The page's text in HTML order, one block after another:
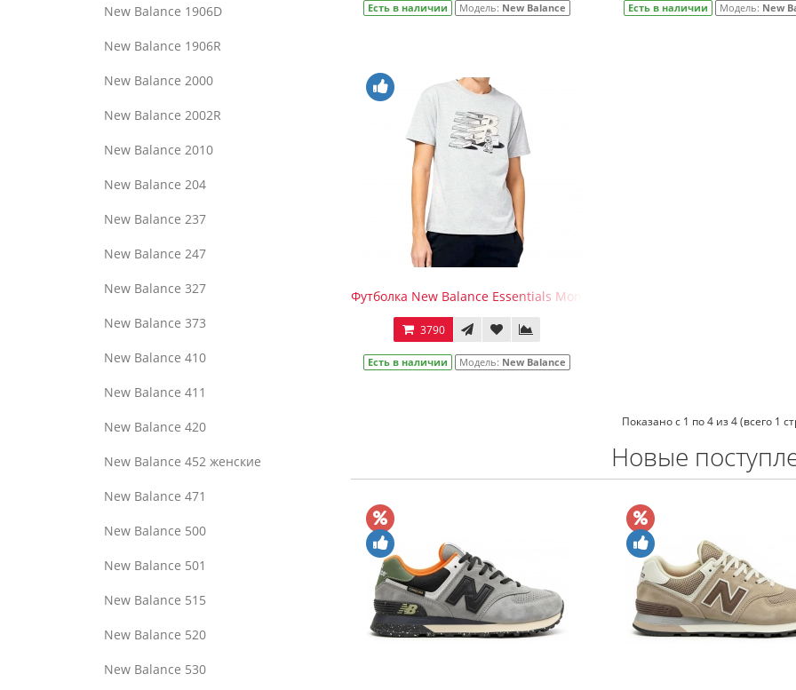
New Balance 1906D
New Balance 1906R
New Balance 2000
New Balance 2002R
New Balance 2010
New Balance 204
New Balance 237
New Balance 247
New Balance 327
New Balance 373
New Balance 410
New Balance 411
New Balance 420
New Balance 452 женские
New Balance 471
New Balance 500
New Balance 501
New Balance 515
New Balance 520
New Balance 530
Есть в наличии Модель: New Balance Есть в наличии Модель: New
Футболка New Balance Essentials Monumental Graphic
3790
Есть в наличии Модель: New Balance
Показано с 1 по 4 из 4 (всего 1
Новые